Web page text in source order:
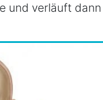
und verläuft